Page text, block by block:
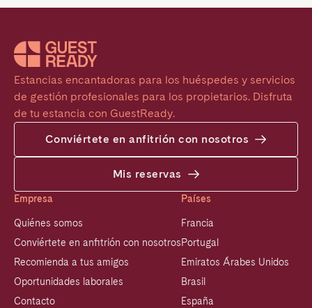
Estancias encantadoras para los huéspedes y servicios
de gestión profesionales para los propietarios. Disfruta
de tu estancia con GuestReady.
Conviértete en anfitrión con nosotros
Mis reservas
Empresa
Quiénes somos
Conviértete en anfitrión con nosotros
Recomienda a tus amigos
Oportunidades laborales
Contacto
Países
Francia
Portugal
Emiratos Árabes Unidos
Brasil
España